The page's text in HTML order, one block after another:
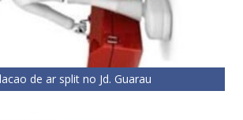
de ar split no Jd. Guarau